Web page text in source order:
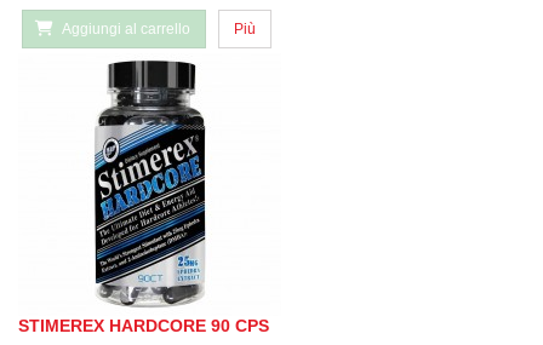
Aggiungi al carrello Più
STIMEREX HARDCORE 90 CPS